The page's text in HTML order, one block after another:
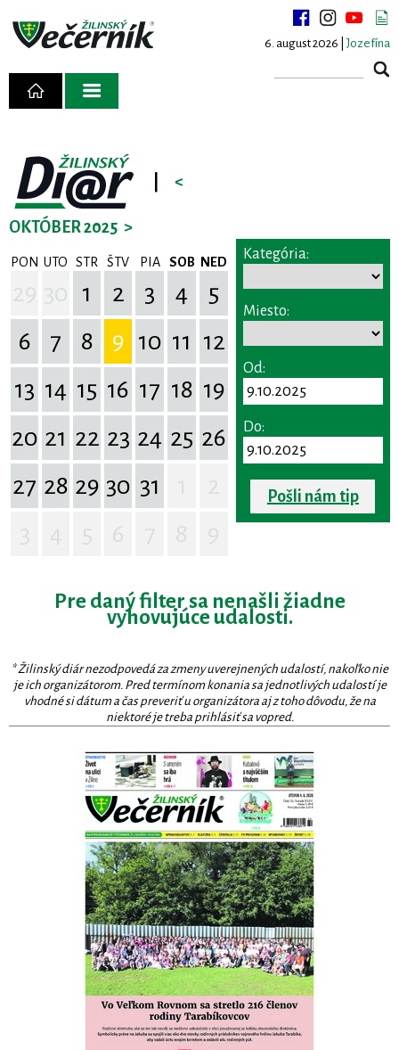
6. august 2026 | Jozefína
<
OKTÓBER 2025 >
PON UTO STR ŠTV PIA SOB NED
1 2 3 4
5
6
7 8 9 10 11 12
13 14 15 16 17 18 19
20 21 22 23 24 25 26
27 28 29 30 31
Kategória:
Miesto:
Od:
Do:
Pošli nám tip
Pre daný filter sa nenašli žiadne
vyhovujúce udalosti.
* Žilinský diár nezodpovedá za zmeny uverejnených udalostí, nakoľko nie
je ich organizátorom. Pred termínom konania sa jednotlivých udalostí je
vhodné si dátum a čas preveriť u organizátora aj z toho dôvodu, že na
niektoré je treba prihlásiť sa vopred.